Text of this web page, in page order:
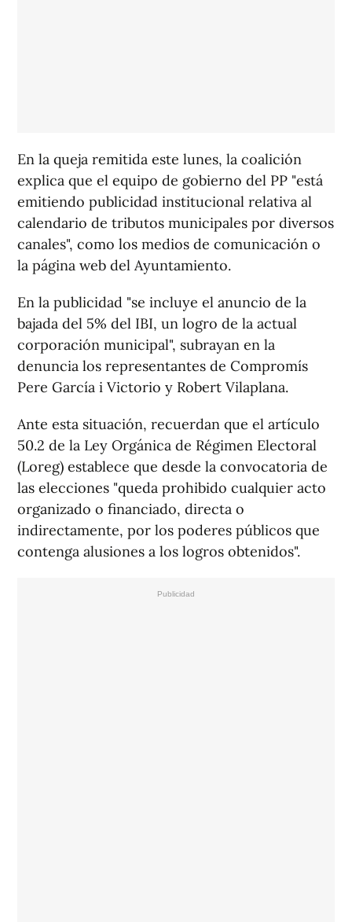
En la queja remitida este lunes, la coalición
explica que el equipo de gobierno del PP "está
emitiendo publicidad institucional relativa al
calendario de tributos municipales por diversos
canales", como los medios de comunicación o
la página web del Ayuntamiento.
En la publicidad "se incluye el anuncio de la
bajada del 5% del IBI, un logro de la actual
corporación municipal", subrayan en la
denuncia los representantes de Compromís
Pere García i Victorio y Robert Vilaplana.
Ante esta situación, recuerdan que el artículo
50.2 de la Ley Orgánica de Régimen Electoral
(Loreg) establece que desde la convocatoria de
las elecciones "queda prohibido cualquier acto
organizado o financiado, directa o
indirectamente, por los poderes públicos que
contenga alusiones a los logros obtenidos".